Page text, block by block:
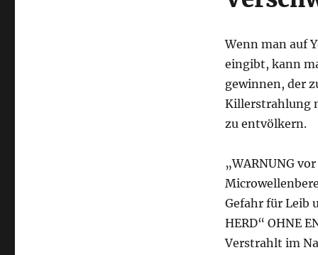
Wenn man auf
eingibt, kann
gewinnen, der
Killerstrahlung
zu entvölkern.
„WARNUNG
Gefahr für Leib
HERD“ OHNE
Verstrahlt im